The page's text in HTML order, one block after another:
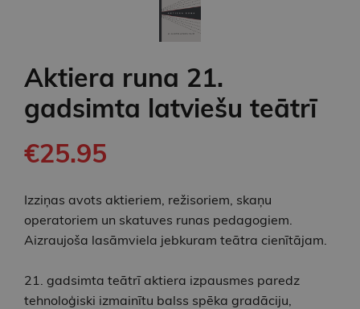
Aktiera runa 21.
gadsimta latviešu teātrī
€25.95
Izziņas avots aktieriem, režisoriem, skaņu
operatoriem un skatuves runas pedagogiem.
Aizraujoša lasāmviela jebkuram teātra cienītājam.
21. gadsimta teātrī aktiera izpausmes paredz
tehnoloģiski izmainītu balss spēka gradāciju,